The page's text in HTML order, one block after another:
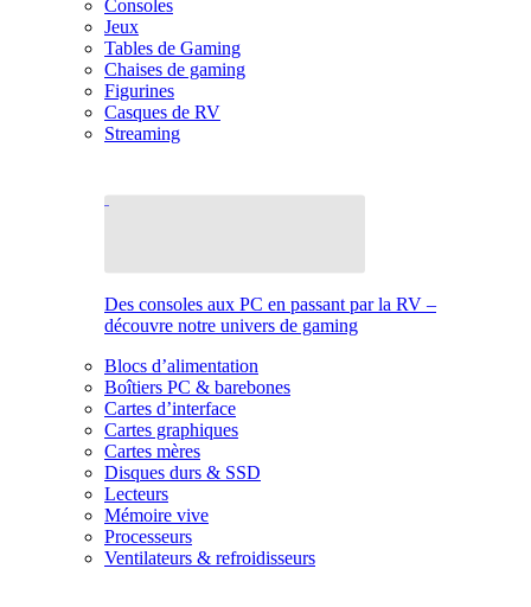
Consoles
Jeux
Tables de Gaming
Chaises de gaming
Figurines
Casques de RV
Streaming
Des consoles aux PC en passant par la RV –
découvre notre univers de gaming
Blocs d’alimentation
Boîtiers PC & barebones
Cartes d’interface
Cartes graphiques
Cartes mères
Disques durs & SSD
Lecteurs
Mémoire vive
Processeurs
Ventilateurs & refroidisseurs